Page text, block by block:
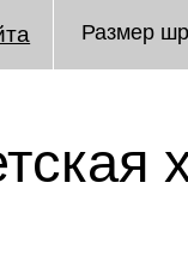
Размер